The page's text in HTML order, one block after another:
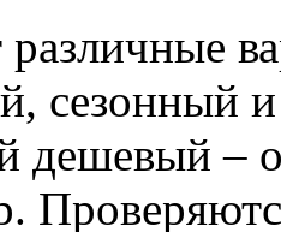
сезонный
дешевый –